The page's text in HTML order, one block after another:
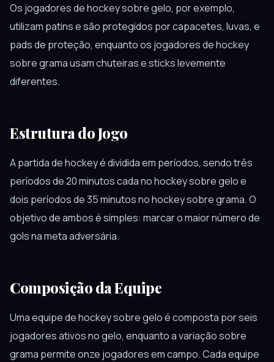
Os jogadores de hockey sobre gelo, por exemplo,
utilizam patins e são protegidos por capacetes, luvas, e
pads de proteção, enquanto os jogadores de hockey
sobre grama usam chuteiras e sticks levemente
diferentes.
Estrutura do Jogo
A partida de hockey é dividida em períodos, sendo três
períodos de 20 minutos cada no hockey sobre gelo e
dois períodos de 35 minutos no hockey sobre grama. O
objetivo de ambos é simples: marcar o maior número de
gols na meta adversária.
Composição da Equipe
Uma equipe de hockey sobre gelo é composta por seis
jogadores ativos no gelo, enquanto a variação sobre
grama permite onze jogadores em campo. Cada equipe